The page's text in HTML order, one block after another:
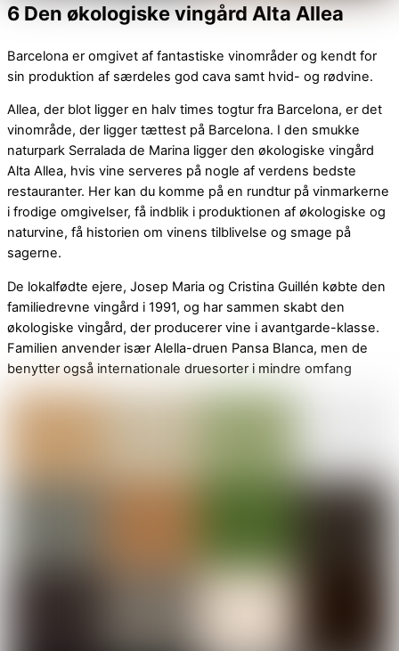
6 Den økologiske vingård Alta Allea
Barcelona er omgivet af fantastiske vinområder og kendt for
sin produktion af særdeles god cava samt hvid- og rødvine.
Allea, der blot ligger en halv times togtur fra Barcelona, er det
vinområde, der ligger tættest på Barcelona. I den smukke
naturpark Serralada de Marina ligger den økologiske vingård
Alta Allea, hvis vine serveres på nogle af verdens bedste
restauranter. Her kan du komme på en rundtur på vinmarkerne
i frodige omgivelser, få indblik i produktionen af økologiske og
naturvine, få historien om vinens tilblivelse og smage på
sagerne.
De lokalfødte ejere, Josep Maria og Cristina Guillén købte den
familiedrevne vingård i 1991, og har sammen skabt den
økologiske vingård, der producerer vine i avantgarde-klasse.
Familien anvender især Alella-druen Pansa Blanca, men de
benytter også internationale druesorter i mindre omfang